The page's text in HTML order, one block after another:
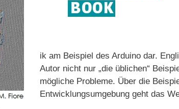
ik am Beispiel des Arduino dar.
Autor nicht nur „die üblichen“
mögliche Probleme. Über die
Entwicklungsumgebung geht das